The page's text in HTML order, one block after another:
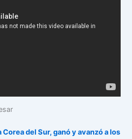
del Sur, ganó y avanzó a los